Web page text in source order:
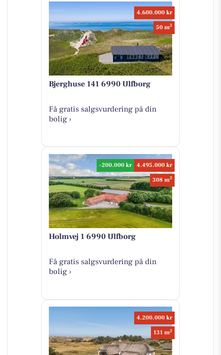
4.600.000 kr
50 m2
Bjerghuse 141 6990 Ulfborg
Få gratis salgsvurdering på din
bolig ›
-200.000 kr
4.495.000 kr
308 m2
Holmvej 1 6990 Ulfborg
Få gratis salgsvurdering på din
bolig ›
4.200.000 kr
131 m2